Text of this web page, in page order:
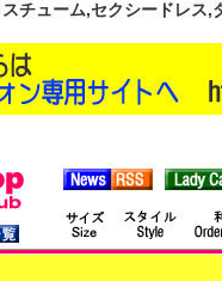
チューム,セクシードレス